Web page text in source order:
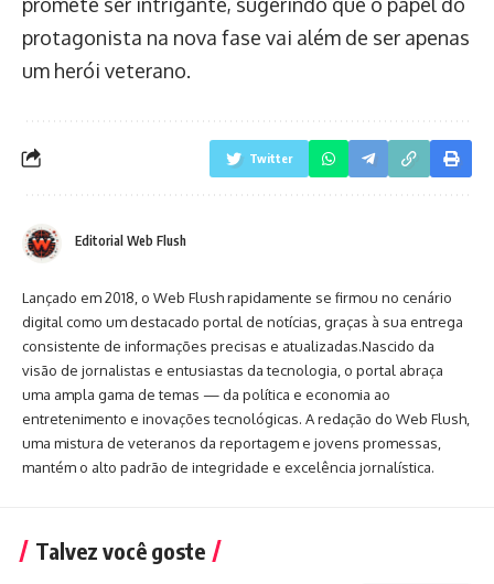
promete ser intrigante, sugerindo que o papel do
protagonista na nova fase vai além de ser apenas
um herói veterano.
Twitter
Editorial Web Flush
Lançado em 2018, o Web Flush rapidamente se firmou no cenário
digital como um destacado portal de notícias, graças à sua entrega
consistente de informações precisas e atualizadas.Nascido da
visão de jornalistas e entusiastas da tecnologia, o portal abraça
uma ampla gama de temas — da política e economia ao
entretenimento e inovações tecnológicas. A redação do Web Flush,
uma mistura de veteranos da reportagem e jovens promessas,
mantém o alto padrão de integridade e excelência jornalística.
Talvez você goste